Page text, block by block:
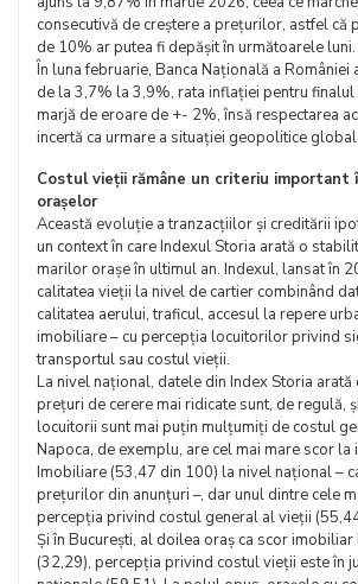
consecutivă de creștere a prețurilor, astfel că
de 10% ar putea fi depășit în următoarele luni.
În luna februarie, Banca Națională a României
de la 3,7% la 3,9%, rata inflației pentru finalul
marjă de eroare de +- 2%, însă respectarea
incertă ca urmare a situației geopolitice
Costul vieții rămâne un criteriu important
orașelor
Această evoluție a tranzacțiilor și creditării
un context în care Indexul Storia arată o
marilor orașe în ultimul an. Indexul, lansat în
calitatea vieții la nivel de cartier combinând
calitatea aerului, traficul, accesul la repere
imobiliare – cu percepția locuitorilor privind
transportul sau costul vieții.
La nivel național, datele din Index Storia arată
prețuri de cerere mai ridicate sunt, de regulă,
locuitorii sunt mai puțin mulțumiți de costul
Napoca, de exemplu, are cel mai mare scor la
Imobiliare (53,47 din 100) la nivel național –
prețurilor din anunțuri –, dar unul dintre cele
percepția privind costul general al vieții
Și în București, al doilea oraș ca scor
(32,29), percepția privind costul vieții este în